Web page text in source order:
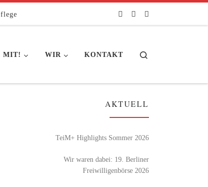
MIT! WIR KONTAKT
AKTUELL
TeiM+ Highlights Sommer 2026
Wir waren dabei: 19. Berliner
Freiwilligenbörse 2026